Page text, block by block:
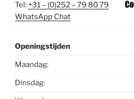
Tel: +31 – (0)252 – 79 80 79
WhatsApp Chat
Openingstijden
Maandag:
Dinsdag: